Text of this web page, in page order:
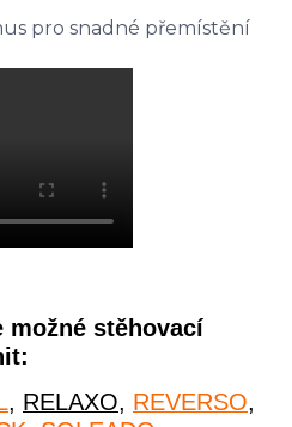
možné stěhovací
, RELAXO, REVERSO,